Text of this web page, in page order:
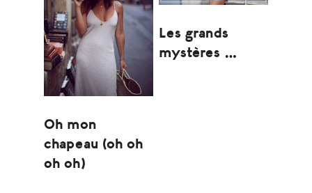
Oh mon
chapeau (oh oh
oh oh)
Les grands
mystères …